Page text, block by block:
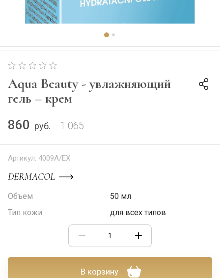
Aqua Beauty - увлажняющий
гель – крем
860 руб. 1 065
Артикул: 4009A/EX
DERMACOL
Объем
50 мл
Тип кожи
для всех типов
В корзину